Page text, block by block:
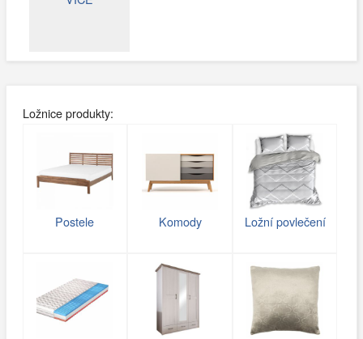
Ložnice produkty:
Postele Komody Ložní povlečení